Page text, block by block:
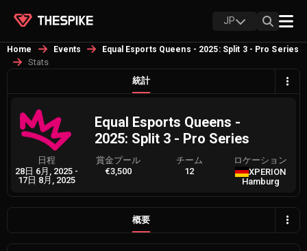
JP
Home Events Equal Esports Queens - 2025: Split 3 - Pro Series
Stats
統計
Equal Esports Queens -
2025: Split 3 - Pro Series
日程
28日 6月, 2025 -
17日 8月, 2025
賞金プール
€3,500
チーム
12
ロケーション
XPERION
Hamburg
概要